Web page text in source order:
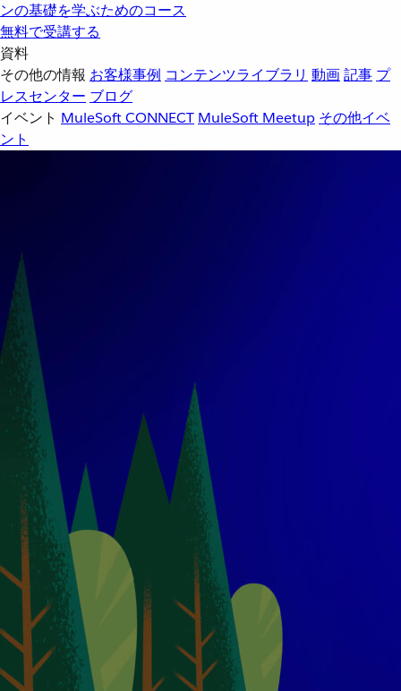
ンの基礎を学ぶためのコース
無料で受講する
資料
その他の情報 お客様事例 コンテンツライブラリ 動画記事 プ
レスセンター ブログ
イベント MuleSoft CONNECT MuleSoft Meetup その他イベ
ント